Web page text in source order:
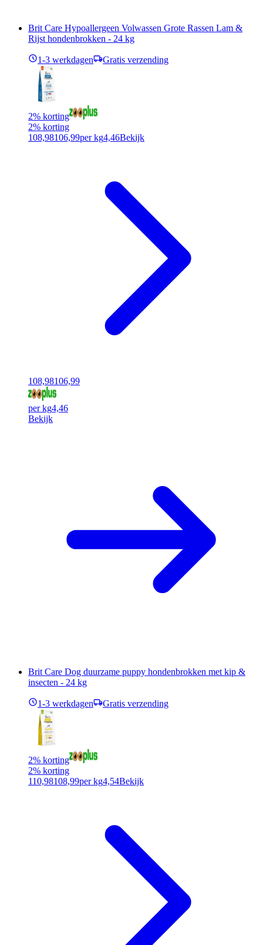
Brit Care Hypoallergeen Volwassen Grote Rassen Lam &
Rijst hondenbrokken - 24 kg
1-3 werkdagen Gratis verzending
2% korting
2% korting
108,98106,99per kg4,46Bekijk
108,98106,99
per kg4,46
Bekijk
Brit Care Dog duurzame puppy hondenbrokken met kip &
insecten - 24 kg
1-3 werkdagen Gratis verzending
2% korting
2% korting
110,98108,99per kg4,54Bekijk